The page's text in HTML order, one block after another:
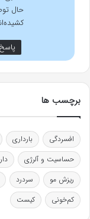
حال
پاسخ
برچسب ها
افسردگی بارداری
حساسیت و آلرژی
ریزش مو
سردرد
کم‌خونی
کیست